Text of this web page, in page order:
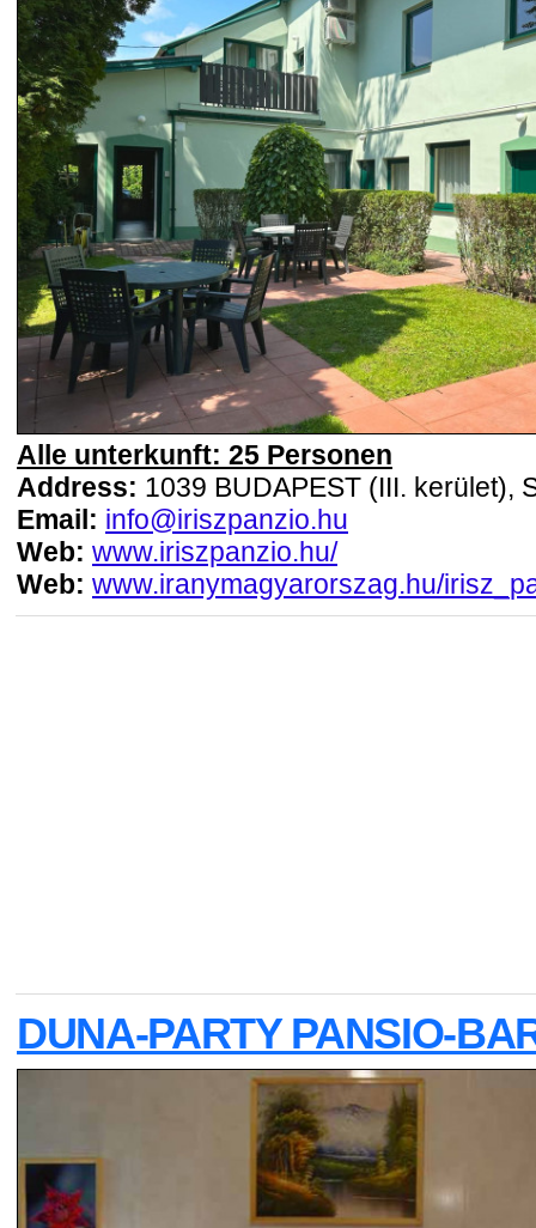
Alle unterkunft: 25 Personen
Address: 1039 BUDAPEST (III. kerület),
Email: info@iriszpanzio.hu
Web: www.iriszpanzio.hu/
Web: www.iranymagyarorszag.hu/
DUNA-PARTY PANSIO-